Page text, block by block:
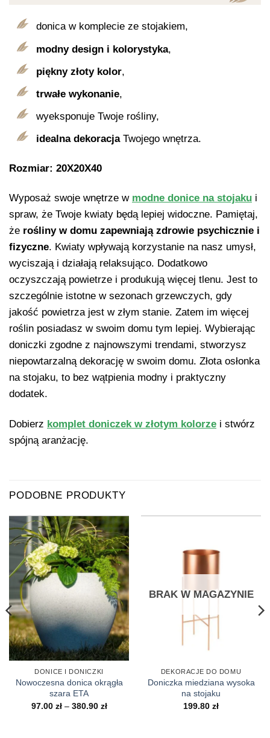
donica w komplecie ze stojakiem,
modny design i kolorystyka,
piękny złoty kolor,
trwałe wykonanie,
wyeksponuje Twoje rośliny,
idealna dekoracjaTwojego wnętrza.
Rozmiar: 20X20X40
Wyposaż swoje wnętrze w modne donice na stojaku i
spraw, że Twoje kwiaty będą lepiej widoczne. Pamiętaj,
że rośliny w domu zapewniają zdrowie psychicznie i
fizyczne. Kwiaty wpływają korzystanie na nasz umysł,
wyciszają i działają relaksująco. Dodatkowo
oczyszczają powietrze i produkują więcej tlenu. Jest to
szczególnie istotne w sezonach grzewczych, gdy
jakość powietrza jest w złym stanie. Zatem im więcej
roślin posiadasz w swoim domu tym lepiej. Wybierając
doniczki zgodne z najnowszymi trendami, stworzysz
niepowtarzalną dekorację w swoim domu. Złota osłonka
na stojaku, to bez wątpienia modny i praktyczny
dodatek.
Dobierz komplet doniczek w złotym kolorze i stwórz
spójną aranżację.
PODOBNE PRODUKTY
DONICE I DONICZKI
Nowoczesna donica okrągła
szara ETA
97.00 zł – 380.90 złZakres
BRAK W MAGAZYNIE
DEKORACJE DO DOMU
Doniczka miedziana wysoka
na stojaku
199.80 zł